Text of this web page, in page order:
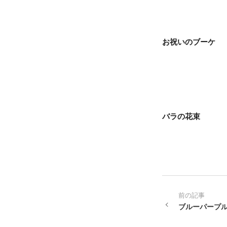
お祝いのブーケ
バラの花束
前の記事
ブルーパープ